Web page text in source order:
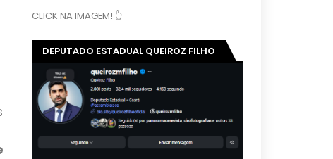
CLICK NA IMAGEM! 👆
DEPUTADO ESTADUAL QUEIROZ FILHO